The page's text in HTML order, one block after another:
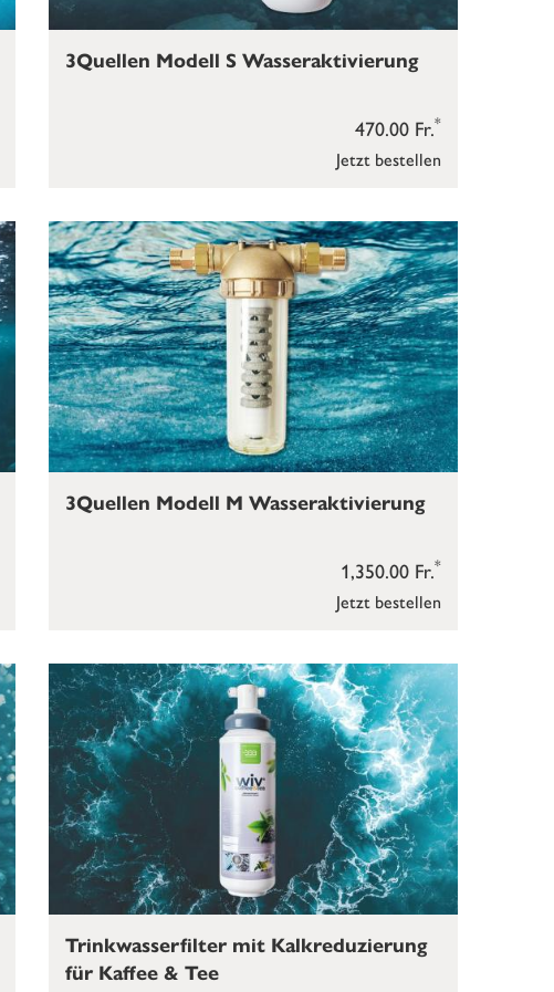
Jetzt bestellen
470.00 Fr.*
3Quellen Modell S Wasseraktivierung
Jetzt bestellen
1,350.00 Fr.*
3Quellen Modell M Wasseraktivierung
Trinkwasserfilter mit Kalkreduzierung
für Kaffee & Tee